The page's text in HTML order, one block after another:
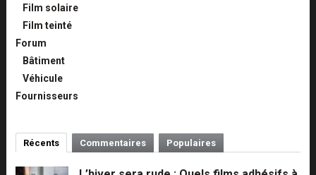
Film solaire
Film teinté
Forum
Bâtiment
Véhicule
Fournisseurs
Récents Commentaires Populaires